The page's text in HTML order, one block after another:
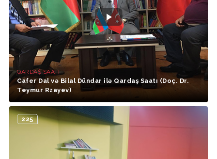
QARDAŞ SAATI
Cafer Dal və Bilal Dündar ilə Qardaş Saatı (Doç. Dr.
Teymur Rzayev)
225